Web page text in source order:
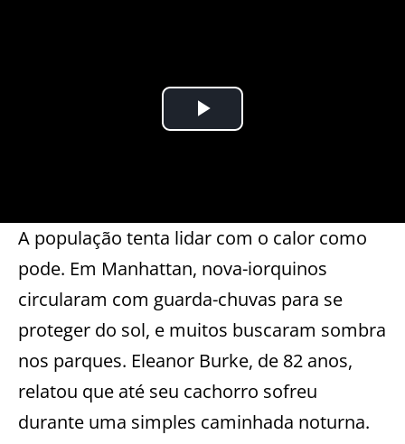
A população tenta lidar com o calor como
pode. Em Manhattan, nova-iorquinos
circularam com guarda-chuvas para se
proteger do sol, e muitos buscaram sombra
nos parques. Eleanor Burke, de 82 anos,
relatou que até seu cachorro sofreu
durante uma simples caminhada noturna.